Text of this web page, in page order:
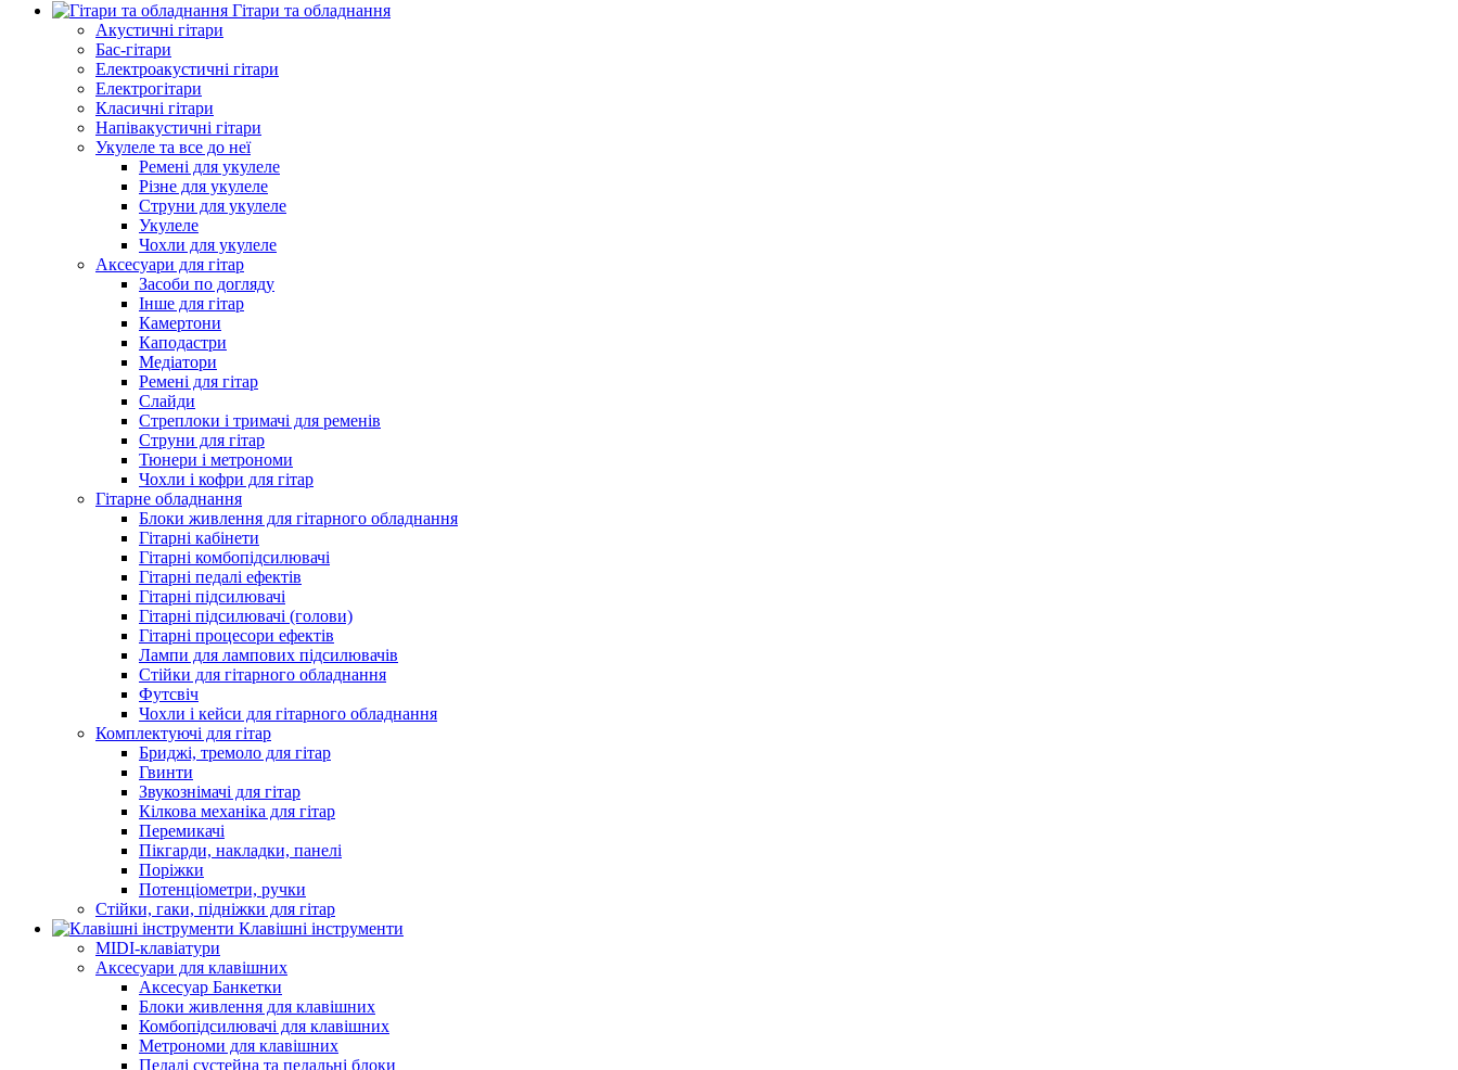
Гітари та обладнання
Акустичні гітари
Бас-гітари
Електроакустичні гітари
Електрогітари
Класичні гітари
Напівакустичні гітари
Укулеле та все до неї
Ремені для укулеле
Різне для укулеле
Струни для укулеле
Укулеле
Чохли для укулеле
Аксесуари для гітар
Засоби по догляду
Інше для гітар
Камертони
Каподастри
Медіатори
Ремені для гітар
Слайди
Стреплоки і тримачі для ременів
Струни для гітар
Тюнери і метрономи
Чохли і кофри для гітар
Гітарне обладнання
Блоки живлення для гітарного обладнання
Гітарні кабінети
Гітарні комбопідсилювачі
Гітарні педалі ефектів
Гітарні підсилювачі
Гітарні підсилювачі (голови)
Гітарні процесори ефектів
Лампи для лампових підсилювачів
Стійки для гітарного обладнання
Футсвіч
Чохли і кейси для гітарного обладнання
Комплектуючі для гітар
Бриджі, тремоло для гітар
Гвинти
Звукознімачі для гітар
Кілкова механіка для гітар
Перемикачі
Пікгарди, накладки, панелі
Поріжки
Потенціометри, ручки
Стійки, гаки, підніжки для гітар
Клавішні інструменти
MIDI-клавіатури
Аксесуари для клавішних
Аксесуар Банкетки
Блоки живлення для клавішних
Комбопідсилювачі для клавішних
Метрономи для клавішних
Педалі сустейна та педальні блоки